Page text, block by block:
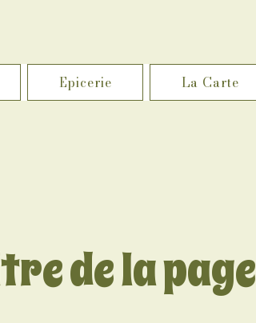
Epicerie La Carte
de la page